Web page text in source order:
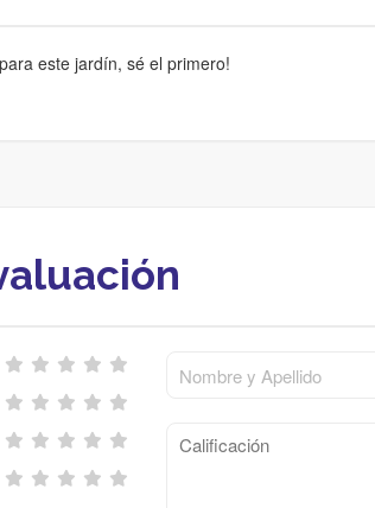
este jardín, sé el primero!